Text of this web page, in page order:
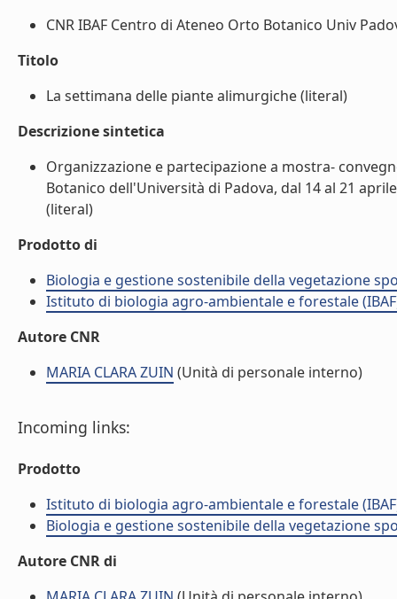
CNR IBAF Centro di Ateneo Orto Botanico Univ
Titolo
La settimana delle piante alimurgiche (literal)
Descrizione sintetica
Organizzazione e partecipazione a mostra-
Botanico dell'Università di Padova, dal 14 al 21
(literal)
Prodotto di
Biologia e gestione sostenibile della vegetazione
Istituto di biologia agro-ambientale e forestale
Autore CNR
MARIA CLARA ZUIN (Unità di personale interno)
Incoming links:
Prodotto
Istituto di biologia agro-ambientale e forestale
Biologia e gestione sostenibile della vegetazione
Autore CNR di